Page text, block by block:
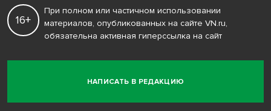
НАПИСАТЬ В РЕДАКЦИЮ
16+
При полном или частичном использовании
материалов, опубликованных на сайте VN.ru,
обязательна активная гиперссылка на сайт